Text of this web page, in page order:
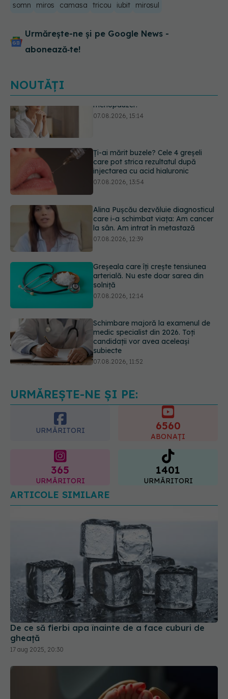
somn miros camasa tricou iubit mirosul
Urmărește-ne și pe Google News -
abonează‑te!
NOUTĂȚI
Ți-ai mărit buzele? Cele 4 greșeli
07.08.2026, 13:54
Alina Pușcău dezvăluie diagnosticul
care i-a schimbat viața: Am cancer
07.08.2026, 12:39
Greșeala care îți crește tensiunea
arterială. Nu este doar sarea din
07.08.2026, 12:14
Schimbare majoră la examenul de
medic specialist din 2026. Toți
subiecte
07.08.2026, 11:52
Cât durează simptomele
menopauzei?
URMĂREȘTE-NE ȘI PE:
URMĂRITORI 6560
ABONAȚI
365
URMĂRITORI
1401
URMĂRITORI
ARTICOLE SIMILARE
De ce să fierbi apa înainte de a face cuburi de
gheață
17 aug 2025, 20:30